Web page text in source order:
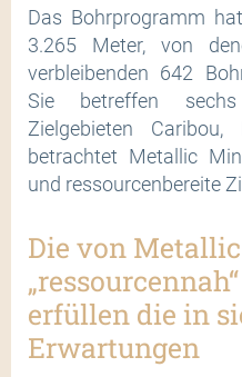
Das Bohrprogramm
3.265 Meter, von
verbleibenden 642
Sie betreffen
Zielgebieten
betrachtet Metallic
und ressourcenbereite
Die von
erfüllen die in
Erwartungen